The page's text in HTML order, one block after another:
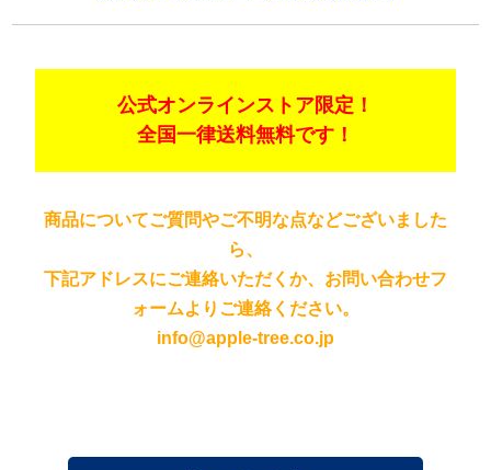
公式オンラインストア限定！
全国一律送料無料です！
商品についてご質問やご不明な点などございました
ら、
下記アドレスにご連絡いただくか、お問い合わせフ
ォームよりご連絡ください。
info@apple-tree.co.jp